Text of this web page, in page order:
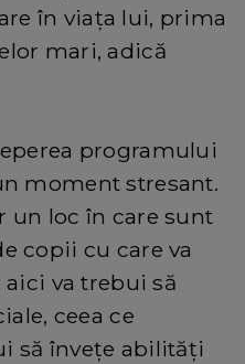
în viața lui, prima
mari, adică
programului
moment stresant.
un loc în care sunt
copii cu care va
va trebui să
ceea ce
să învețe abilități